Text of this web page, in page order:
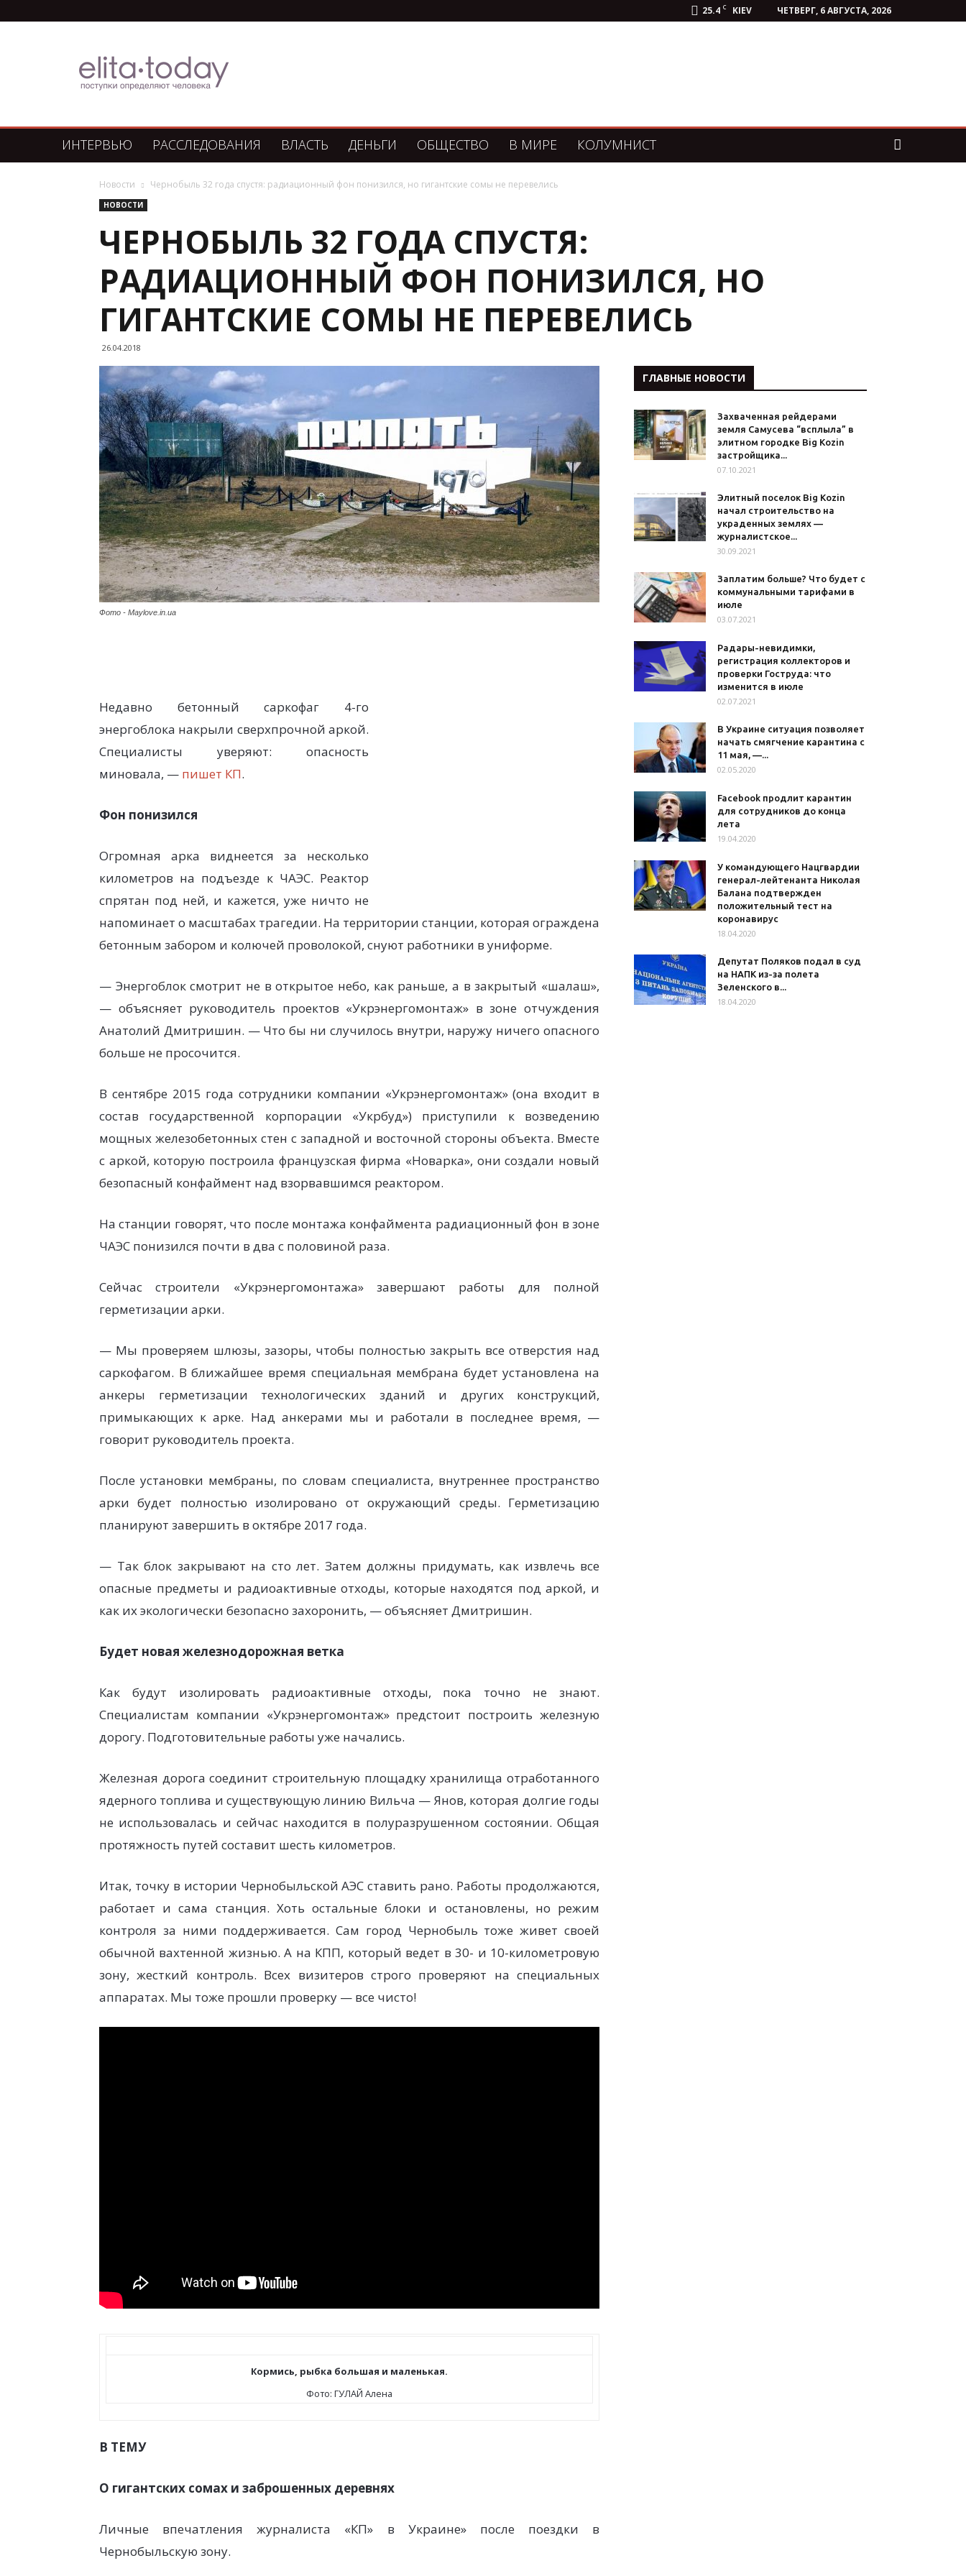
25.4 C KIEV ЧЕТВЕРГ, 6 АВГУСТА, 2026
Сегодня
ИНТЕРВЬЮ РАССЛЕДОВАНИЯ ВЛАСТЬ ДЕНЬГИ ОБЩЕСТВО В МИРЕ КОЛУМНИСТ
Новости Чернобыль 32 года спустя: радиационный фон понизился, но гигантские сомы не перевелись
НОВОСТИ
ЧЕРНОБЫЛЬ 32 ГОДА СПУСТЯ:
РАДИАЦИОННЫЙ ФОН ПОНИЗИЛСЯ, НО
ГИГАНТСКИЕ СОМЫ НЕ ПЕРЕВЕЛИСЬ
26.04.2018
Фото - Maylove.in.ua
Недавно бетонный саркофаг 4-го
энергоблока накрыли сверхпрочной аркой.
Специалисты уверяют: опасность
миновала, — пишет КП.
Фон понизился
Огромная арка виднеется за несколько
километров на подъезде к ЧАЭС. Реактор
спрятан под ней, и кажется, уже ничто не
напоминает о масштабах трагедии. На территории станции, которая ограждена
бетонным забором и колючей проволокой, снуют работники в униформе.
— Энергоблок смотрит не в открытое небо, как раньше, а в закрытый «шалаш»,
— объясняет руководитель проектов «Укрэнергомонтаж» в зоне отчуждения
Анатолий Дмитришин. — Что бы ни случилось внутри, наружу ничего опасного
больше не просочится.
В сентябре 2015 года сотрудники компании «Укрэнергомонтаж» (она входит в
состав государственной корпорации «Укрбуд») приступили к возведению
мощных железобетонных стен с западной и восточной стороны объекта. Вместе
с аркой, которую построила французская фирма «Новарка», они создали новый
безопасный конфаймент над взорвавшимся реактором.
На станции говорят, что после монтажа конфаймента радиационный фон в зоне
ЧАЭС понизился почти в два с половиной раза.
Сейчас строители «Укрэнергомонтажа» завершают работы для полной
герметизации арки.
— Мы проверяем шлюзы, зазоры, чтобы полностью закрыть все отверстия над
саркофагом. В ближайшее время специальная мембрана будет установлена на
анкеры герметизации технологических зданий и других конструкций,
примыкающих к арке. Над анкерами мы и работали в последнее время, —
говорит руководитель проекта.
После установки мембраны, по словам специалиста, внутреннее пространство
арки будет полностью изолировано от окружающий среды. Герметизацию
планируют завершить в октябре 2017 года.
— Так блок закрывают на сто лет. Затем должны придумать, как извлечь все
опасные предметы и радиоактивные отходы, которые находятся под аркой, и
как их экологически безопасно захоронить, — объясняет Дмитришин.
Будет новая железнодорожная ветка
Как будут изолировать радиоактивные отходы, пока точно не знают.
Специалистам компании «Укрэнергомонтаж» предстоит построить железную
дорогу. Подготовительные работы уже начались.
Железная дорога соединит строительную площадку хранилища отработанного
ядерного топлива и существующую линию Вильча — Янов, которая долгие годы
не использовалась и сейчас находится в полуразрушенном состоянии. Общая
протяжность путей составит шесть километров.
Итак, точку в истории Чернобыльской АЭС ставить рано. Работы продолжаются,
работает и сама станция. Хоть остальные блоки и остановлены, но режим
контроля за ними поддерживается. Сам город Чернобыль тоже живет своей
обычной вахтенной жизнью. А на КПП, который ведет в 30- и 10-километровую
зону, жесткий контроль. Всех визитеров строго проверяют на специальных
аппаратах. Мы тоже прошли проверку — все чисто!
Кормись, рыбка большая и маленькая.
Фото: ГУЛАЙ Алена
В ТЕМУ
О гигантских сомах и заброшенных деревнях
Личные впечатления журналиста «КП» в Украине» после поездки в
Чернобыльскую зону.
ГЛАВНЫЕ НОВОСТИ
Захваченная рейдерами
земля Самусева “всплыла” в
элитном городке Big Kozin
застройщика...
07.10.2021
Элитный поселок Big Kozin
начал строительство на
украденных землях —
журналистское...
30.09.2021
Заплатим больше? Что будет с
коммунальными тарифами в
июле
03.07.2021
Радары-невидимки,
регистрация коллекторов и
проверки Гоструда: что
изменится в июле
02.07.2021
В Украине ситуация позволяет
начать смягчение карантина с
11 мая, —...
02.05.2020
Facebook продлит карантин
для сотрудников до конца
лета
19.04.2020
У командующего Нацгвардии
генерал-лейтенанта Николая
Балана подтвержден
положительный тест на
коронавирус
18.04.2020
Депутат Поляков подал в суд
на НАПК из-за полета
Зеленского в...
18.04.2020